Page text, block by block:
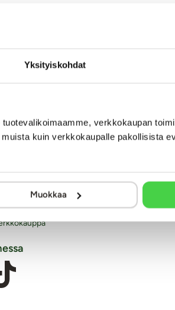
Yksityiskohdat
verkkokaupan
kuin verkkokaupalle pakollisista
Muokkaa
valikoima eroottisia tuotteita
asiakaspalvelu